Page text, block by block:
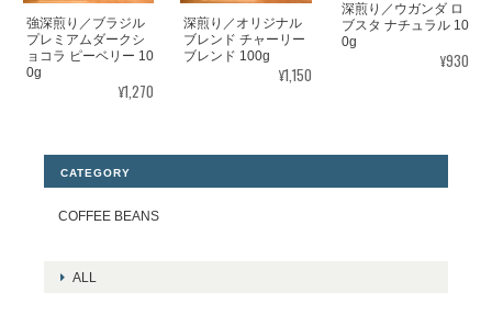
強深煎り／ブラジル
プレミアムダークシ
ョコラ ピーベリー 10
0g
¥1,270
深煎り／オリジナル
ブレンド チャーリー
ブレンド 100g
¥1,150
深煎り／ウガンダ ロ
ブスタ ナチュラル 10
0g
¥930
CATEGORY
COFFEE BEANS
ALL